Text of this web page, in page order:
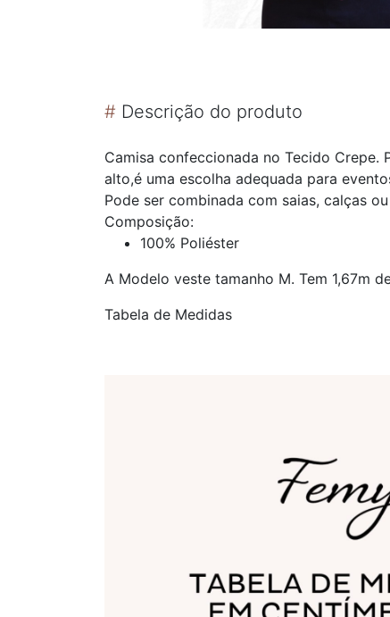
# Descrição do produto
Camisa confeccionada no Tecido Crepe.
alto,é uma escolha adequada para
Pode ser combinada com saias, calças
Composição:
100% Poliéster
A Modelo veste tamanho M. Tem 1,67m
Tabela de Medidas